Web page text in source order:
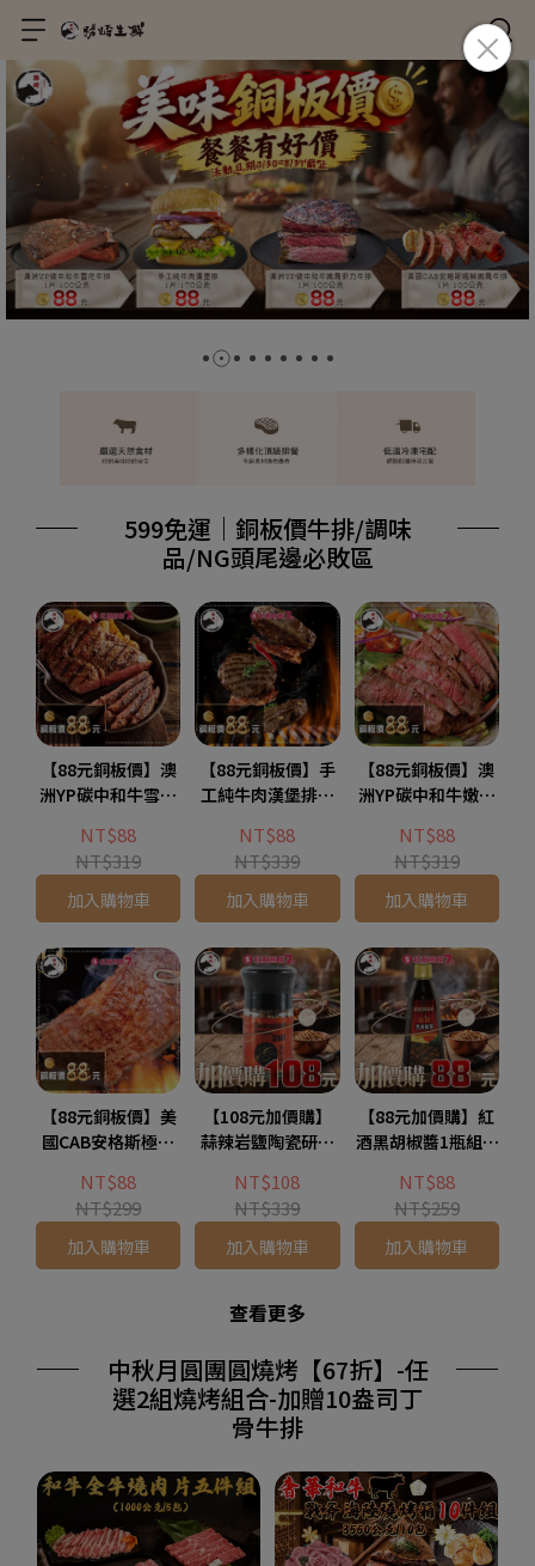
599免運｜銅板價牛排/調味
品/NG頭尾邊必敗區
【88元銅板價】澳
洲YP碳中和牛雪花
公克)
NT$88
NT$319
加入購物車
【88元銅板價】手
工純牛肉漢堡排(1
NT$88
NT$339
加入購物車
【88元銅板價】澳
洲YP碳中和牛嫩肩
片-100公克)
NT$88
NT$319
加入購物車
【88元銅板價】美
國CAB安格斯極鮮
片-100公克)
NT$88
NT$299
加入購物車
【108元加價購】
蒜辣岩鹽陶瓷研磨
克)
NT$108
NT$339
加入購物車
【88元加價購】紅
酒黑胡椒醬1瓶組(1
NT$88
NT$259
加入購物車
查看更多
中秋月圓團圓燒烤【67折】-任
選2組燒烤組合-加贈10盎司丁
骨牛排